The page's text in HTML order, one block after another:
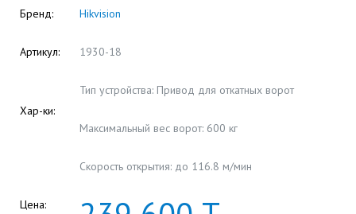
Бренд: Hikvision
Артикул: 1930-18
Хар-ки:
Тип устройства: Привод для откатных ворот
Максимальный вес ворот: 600 кг
Скорость открытия: до 116.8 м/мин
Цена: